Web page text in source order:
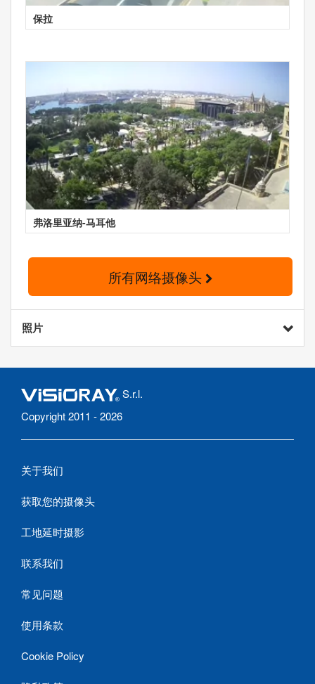
保拉
弗洛里亚纳-马耳他
所有网络摄像头
照片
S.r.l.
Copyright 2011 - 2026
关于我们
获取您的摄像头
工地延时摄影
联系我们
常见问题
使用条款
Cookie Policy